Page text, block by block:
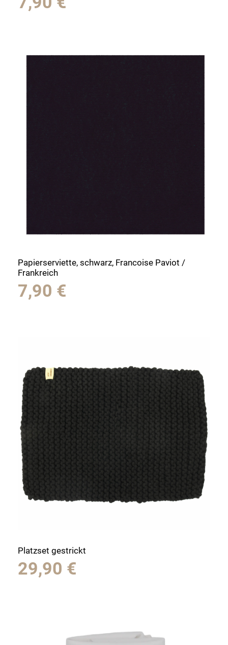
Papierserviette, schwarz, Francoise Paviot /
Frankreich
7,90 €
Platzset gestrickt
29,90 €